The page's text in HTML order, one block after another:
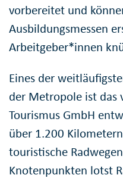
vorbereitet und
Ausbildungsmessen
Arbeitgeber*innen
Eines der
der Metropole ist das
Tourismus GmbH
über 1.200
touristische
Knotenpunkten lotst